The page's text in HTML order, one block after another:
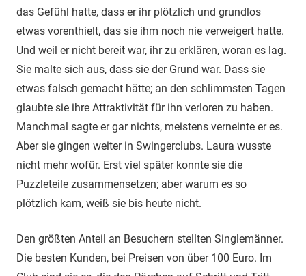
das Gefühl hatte, dass er ihr plötzlich und grundlos
etwas vorenthielt, das sie ihm noch nie verweigert hatte.
Und weil er nicht bereit war, ihr zu erklären, woran es lag.
Sie malte sich aus, dass sie der Grund war. Dass sie
etwas falsch gemacht hätte; an den schlimmsten Tagen
glaubte sie ihre Attraktivität für ihn verloren zu haben.
Manchmal sagte er gar nichts, meistens verneinte er es.
Aber sie gingen weiter in Swingerclubs. Laura wusste
nicht mehr wofür. Erst viel später konnte sie die
Puzzleteile zusammensetzen; aber warum es so
plötzlich kam, weiß sie bis heute nicht.
Den größten Anteil an Besuchern stellten Singlemänner.
Die besten Kunden, bei Preisen von über 100 Euro. Im